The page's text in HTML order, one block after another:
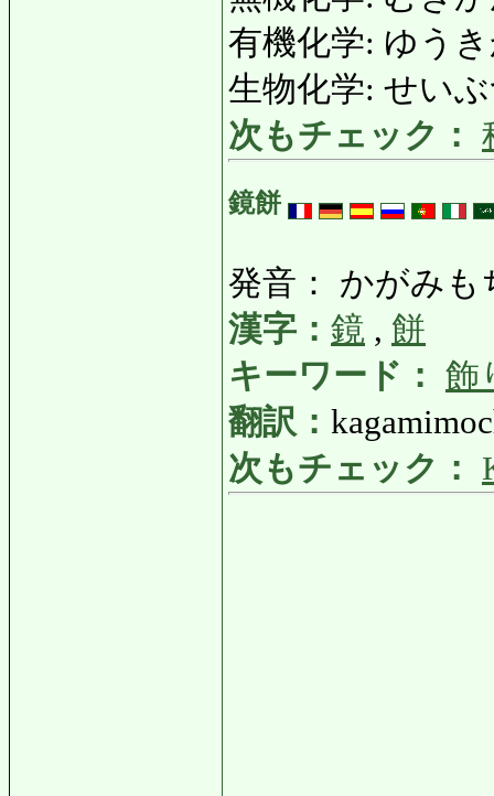
有機化学: ゆう
生物化学: せい
次もチェック：
鏡餅
発音： かがみも
漢字： 鏡 , 餅
キーワード： 飾
翻訳：
次もチェック：